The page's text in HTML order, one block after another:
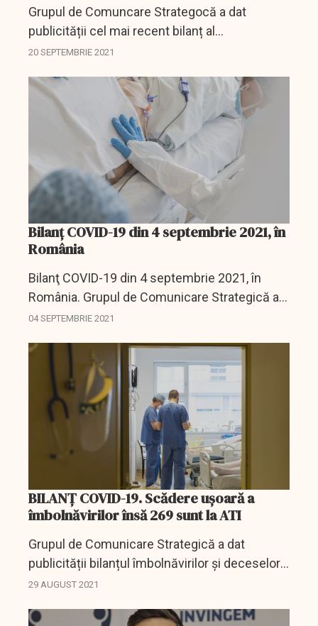
Grupul de Comuncare Strategocă a dat
publicității cel mai recent bilanț al
îmbolnăvirilor de COVID-19, iar veștile nu sunt
20 SEPTEMBRIE 2021
Bilanţ COVID-19 din 4 septembrie 2021, în
România
Bilanţ COVID-19 din 4 septembrie 2021, în
România. Grupul de Comunicare Strategică a
anunţat că, în ultimele 24 de ore, au fost
coronavirus.
04 SEPTEMBRIE 2021
BILANȚ COVID-19. Scădere ușoară a
îmbolnăvirilor însă 269 sunt la ATI
Grupul de Comunicare Strategică a dat
publicității bilanțul îmbolnăvirilor și deceselor
din ultimele 24 de ore, cauzate de pandemie
29 AUGUST 2021